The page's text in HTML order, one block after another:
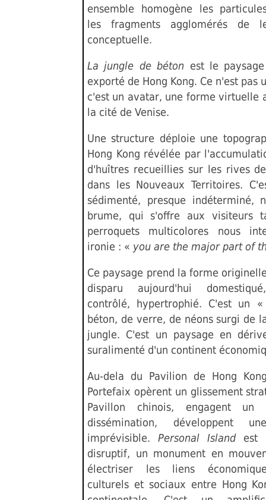
ensemble homogène les
les fragments agglomérés de
conceptuelle.
La jungle de béton est le
exporté de Hong Kong. Ce n'est pas
c'est un avatar, une forme virtuelle
la cité de Venise.
Une structure déploie une
Hong Kong révélée par
d'huîtres recueillies sur les rives
dans les Nouveaux Territoires.
sédimenté, presque indéterminé,
brume, qui s'offre aux visiteurs
perroquets multicolores nous
ironie : « you are the major part of
Ce paysage prend la forme
disparu aujourd'hui
contrôlé, hypertrophié. C'est un
béton, de verre, de néons surgi de
jungle. C'est un paysage en
suralimenté d'un continent
Au-dela du Pavilion de Hong
Portefaix opèrent un glissement
Pavillon chinois, engagent un
dissémination, développent
imprévisible. Personal Island est
disruptif, un monument en
électriser les liens
culturels et sociaux entre Hong